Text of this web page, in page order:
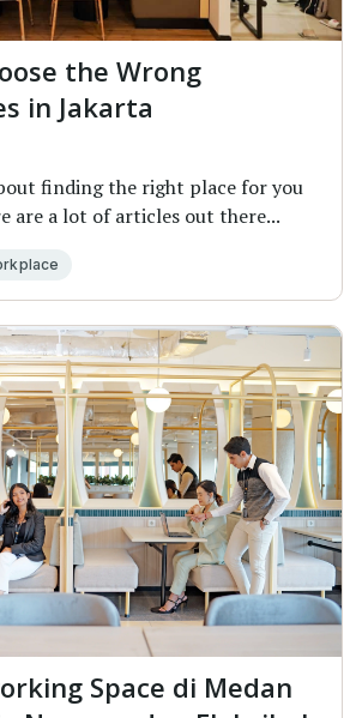
the Wrong
in Jakarta
finding the right place for you
are a lot of articles out there...
Space di Medan